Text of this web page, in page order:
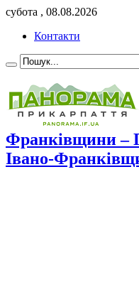
субота , 08.08.2026
Контакти
Франківщини –
Івано-